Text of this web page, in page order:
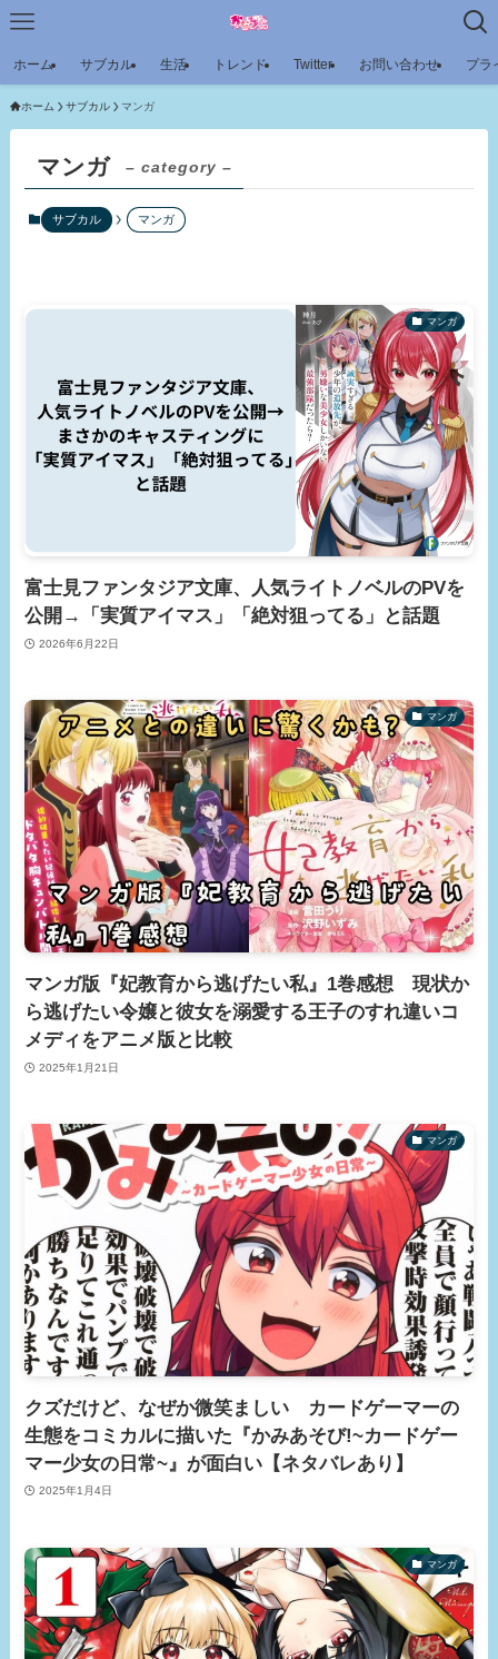
ホーム サブカル 生活 トレンド Twitter お問い合わせ プラ
ホーム サブカル マンガ
マンガ – category –
サブカル マンガ
マンガ
富士見ファンタジア文庫、人気ライトノベルのPVを
公開→「実質アイマス」「絶対狙ってる」と話題
2026年6月22日
マンガ
マンガ版『妃教育から逃げたい私』1巻感想 現状か
ら逃げたい令嬢と彼女を溺愛する王子のすれ違いコ
メディをアニメ版と比較
2025年1月21日
マンガ
クズだけど、なぜか微笑ましい カードゲーマーの
生態をコミカルに描いた『かみあそび!~カードゲー
マー少女の日常~』が面白い【ネタバレあり】
2025年1月4日
マンガ